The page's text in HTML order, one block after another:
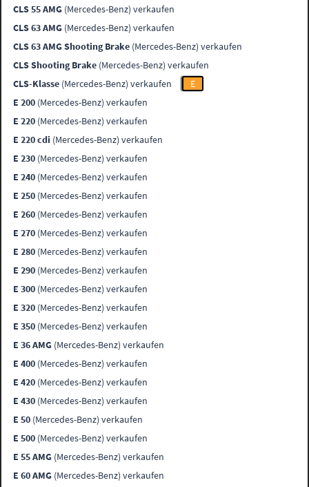
CLS 55 AMG (Mercedes-Benz) verkaufen
CLS 63 AMG (Mercedes-Benz) verkaufen
CLS 63 AMG Shooting Brake (Mercedes-Benz) verkaufen
CLS Shooting Brake (Mercedes-Benz) verkaufen
CLS-Klasse (Mercedes-Benz) verkaufen
E
E 200 (Mercedes-Benz) verkaufen
E 220 (Mercedes-Benz) verkaufen
E 220 cdi (Mercedes-Benz) verkaufen
E 230 (Mercedes-Benz) verkaufen
E 240 (Mercedes-Benz) verkaufen
E 250 (Mercedes-Benz) verkaufen
E 260 (Mercedes-Benz) verkaufen
E 270 (Mercedes-Benz) verkaufen
E 280 (Mercedes-Benz) verkaufen
E 290 (Mercedes-Benz) verkaufen
E 300 (Mercedes-Benz) verkaufen
E 320 (Mercedes-Benz) verkaufen
E 350 (Mercedes-Benz) verkaufen
E 36 AMG (Mercedes-Benz) verkaufen
E 400 (Mercedes-Benz) verkaufen
E 420 (Mercedes-Benz) verkaufen
E 430 (Mercedes-Benz) verkaufen
E 50 (Mercedes-Benz) verkaufen
E 500 (Mercedes-Benz) verkaufen
E 55 AMG (Mercedes-Benz) verkaufen
E 60 AMG (Mercedes-Benz) verkaufen